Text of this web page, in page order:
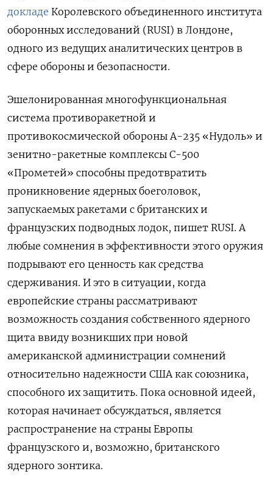
докладе Королевского объединенного института
оборонных исследований (RUSI) в Лондоне,
одного из ведущих аналитических центров в
сфере обороны и безопасности.
Эшелонированная многофункциональная
система противоракетной и
противокосмической обороны A-235 «Нудоль» и
зенитно-ракетные комплексы С-500
«Прометей» способны предотвратить
проникновение ядерных боеголовок,
запускаемых ракетами с британских и
французских подводных лодок, пишет RUSI. А
любые сомнения в эффективности этого оружия
подрывают его ценность как средства
сдерживания. И это в ситуации, когда
европейские страны рассматривают
возможность создания собственного ядерного
щита ввиду возникших при новой
американской администрации сомнений
относительно надежности США как союзника,
способного их защитить. Пока основной идеей,
которая начинает обсуждаться, является
распространение на страны Европы
французского и, возможно, британского
ядерного зонтика.